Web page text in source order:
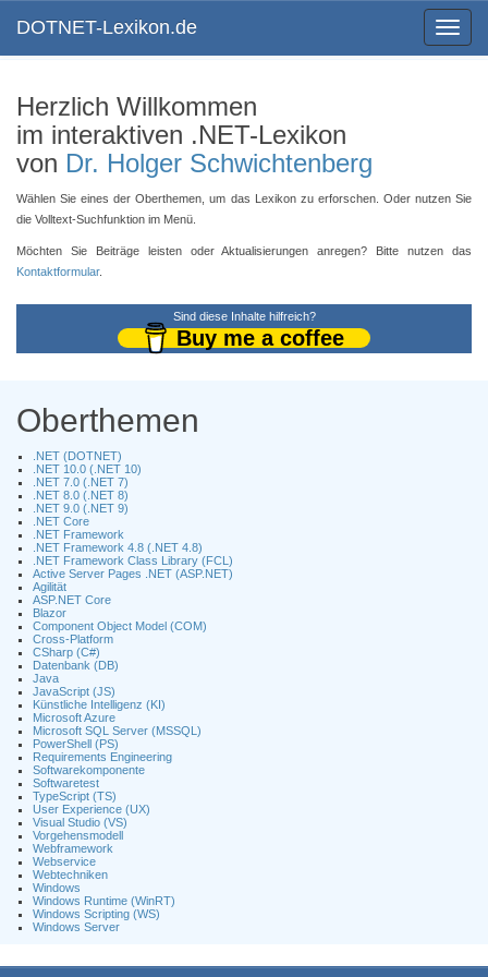
Toggle
DOTNET-Lexikon.de
Herzlich Willkommen
im interaktiven .NET-Lexikon
von Dr. Holger Schwichtenberg
Wählen Sie eines der Oberthemen, um das Lexikon zu erforschen. Oder nutzen Sie
die Volltext-Suchfunktion im Menü.
Möchten Sie Beiträge leisten oder Aktualisierungen anregen? Bitte nutzen das
Kontaktformular.
Sind diese Inhalte hilfreich?
Buy me a coffee
Oberthemen
.NET (DOTNET)
.NET 10.0 (.NET 10)
.NET 7.0 (.NET 7)
.NET 8.0 (.NET 8)
.NET 9.0 (.NET 9)
.NET Core
.NET Framework
.NET Framework 4.8 (.NET 4.8)
.NET Framework Class Library (FCL)
Active Server Pages .NET (ASP.NET)
Agilität
ASP.NET Core
Blazor
Component Object Model (COM)
Cross-Platform
CSharp (C#)
Datenbank (DB)
Java
JavaScript (JS)
Künstliche Intelligenz (KI)
Microsoft Azure
Microsoft SQL Server (MSSQL)
PowerShell (PS)
Requirements Engineering
Softwarekomponente
Softwaretest
TypeScript (TS)
User Experience (UX)
Visual Studio (VS)
Vorgehensmodell
Webframework
Webservice
Webtechniken
Windows
Windows Runtime (WinRT)
Windows Scripting (WS)
Windows Server